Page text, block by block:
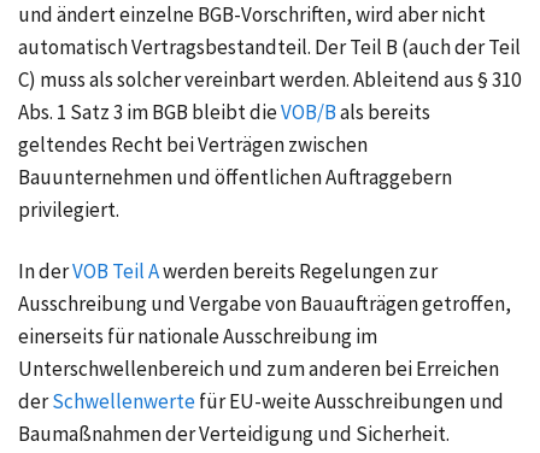
und ändert einzelne BGB-Vorschriften, wird aber nicht
automatisch Vertragsbestandteil. Der Teil B (auch der Teil
C) muss als solcher vereinbart werden. Ableitend aus § 310
Abs. 1 Satz 3 im BGB bleibt dieVOB/Bals bereits
geltendes Recht bei Verträgen zwischen
Bauunternehmen und öffentlichen Auftraggebern
privilegiert.
In derVOB Teil Awerden bereits Regelungen zur
Ausschreibung und Vergabe von Bauaufträgen getroffen,
einerseits für nationale Ausschreibung im
Unterschwellenbereich und zum anderen bei Erreichen
derSchwellenwertefür EU-weite Ausschreibungen und
Baumaßnahmen der Verteidigung und Sicherheit.